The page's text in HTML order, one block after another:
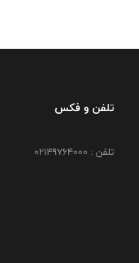
تلفن و فکس
تلفن : 02149764000